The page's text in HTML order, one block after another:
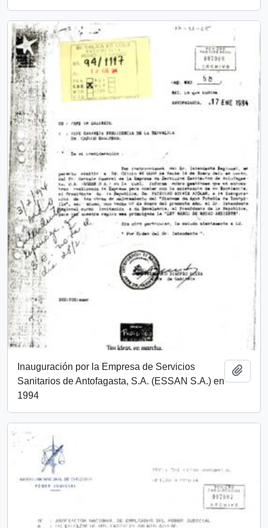
Inauguración por la Empresa de Servicios
Sanitarios de Antofagasta, S.A. (ESSAN S.A.) en
1994